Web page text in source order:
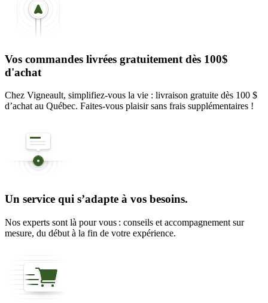
Vos commandes livrées gratuitement dès 100$
d'achat
Chez Vigneault, simplifiez-vous la vie : livraison gratuite dès 100 $
d’achat au Québec. Faites-vous plaisir sans frais supplémentaires !
Un service qui s’adapte à vos besoins.
Nos experts sont là pour vous : conseils et accompagnement sur
mesure, du début à la fin de votre expérience.